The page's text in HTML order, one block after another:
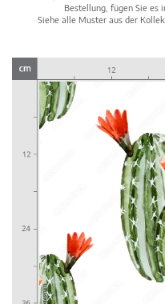
Bestellung, fügen Sie es
Siehe alle Muster aus der